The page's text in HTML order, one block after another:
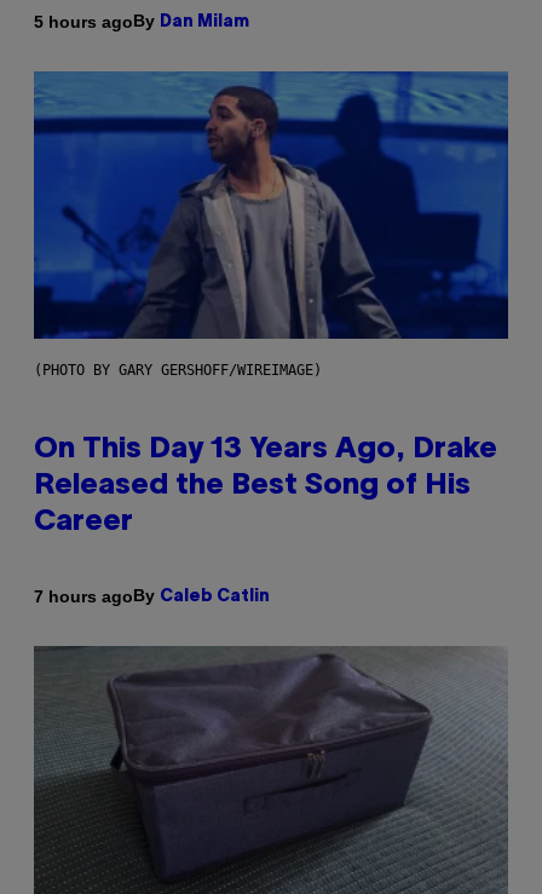
5 hours agoBy Dan Milam
(PHOTO BY GARY GERSHOFF/WIREIMAGE)
On This Day 13 Years Ago, Drake
Released the Best Song of His
Career
7 hours agoBy Caleb Catlin